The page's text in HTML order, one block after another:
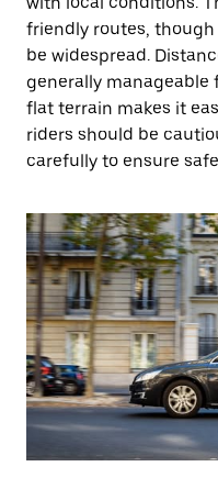
friendly routes,
be widespread.
generally
flat terrain makes it
riders should be
carefully to ensure